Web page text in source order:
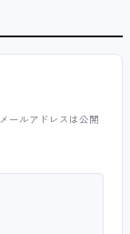
ールアドレスは公開